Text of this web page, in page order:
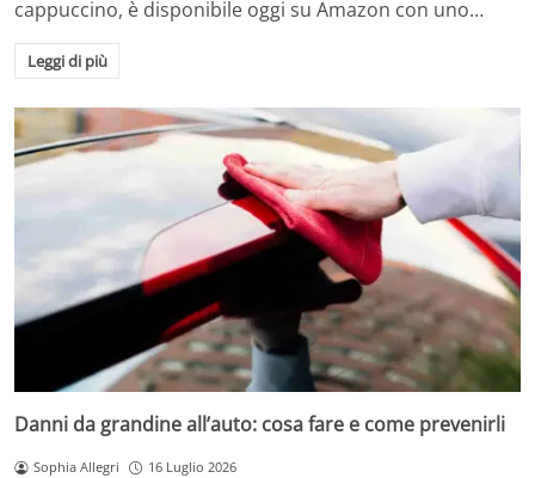
cappuccino, è disponibile oggi su Amazon con uno…
Leggi di più
Danni da grandine all’auto: cosa fare e come prevenirli
Sophia Allegri 16 Luglio 2026